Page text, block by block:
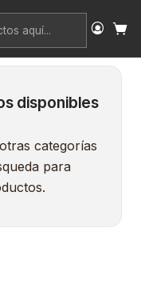
disponibles
categorías
para